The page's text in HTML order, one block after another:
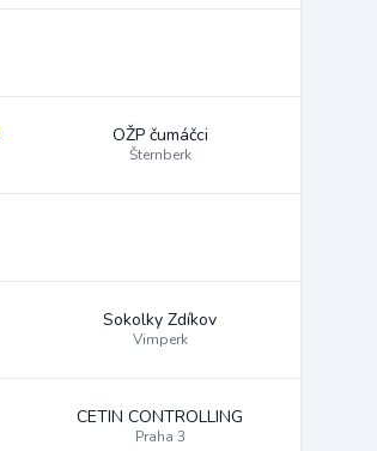
OŽP čumáčci
Šternberk
Sokolky Zdíkov
Vimperk
CETIN CONTROLLING
Praha 3